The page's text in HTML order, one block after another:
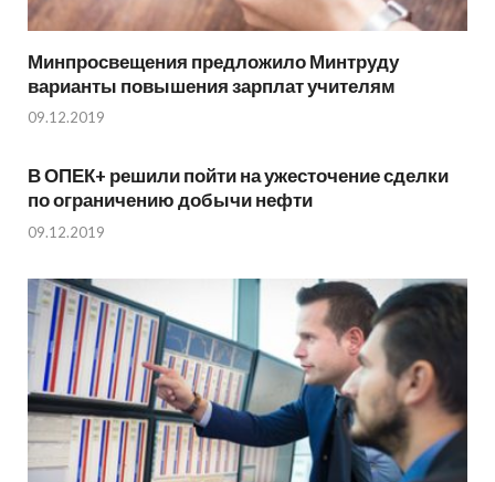
Минпросвещения предложило Минтруду
варианты повышения зарплат учителям
09.12.2019
В ОПЕК+ решили пойти на ужесточение сделки
по ограничению добычи нефти
09.12.2019